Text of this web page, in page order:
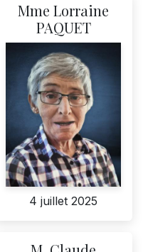
Mme Lorraine
PAQUET
4 juillet 2025